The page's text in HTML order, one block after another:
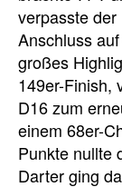
verpasste
Anschluss
großes
149er-Finish,
D16 zum
einem 68er-
Punkte nullte
Darter ging